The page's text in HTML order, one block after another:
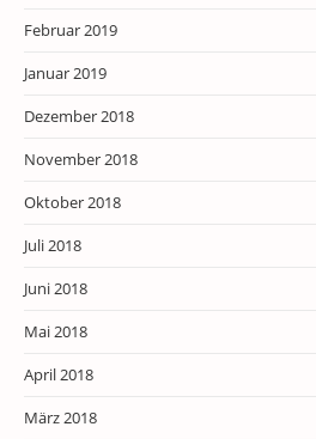
Februar 2019
Januar 2019
Dezember 2018
November 2018
Oktober 2018
Juli 2018
Juni 2018
Mai 2018
April 2018
März 2018